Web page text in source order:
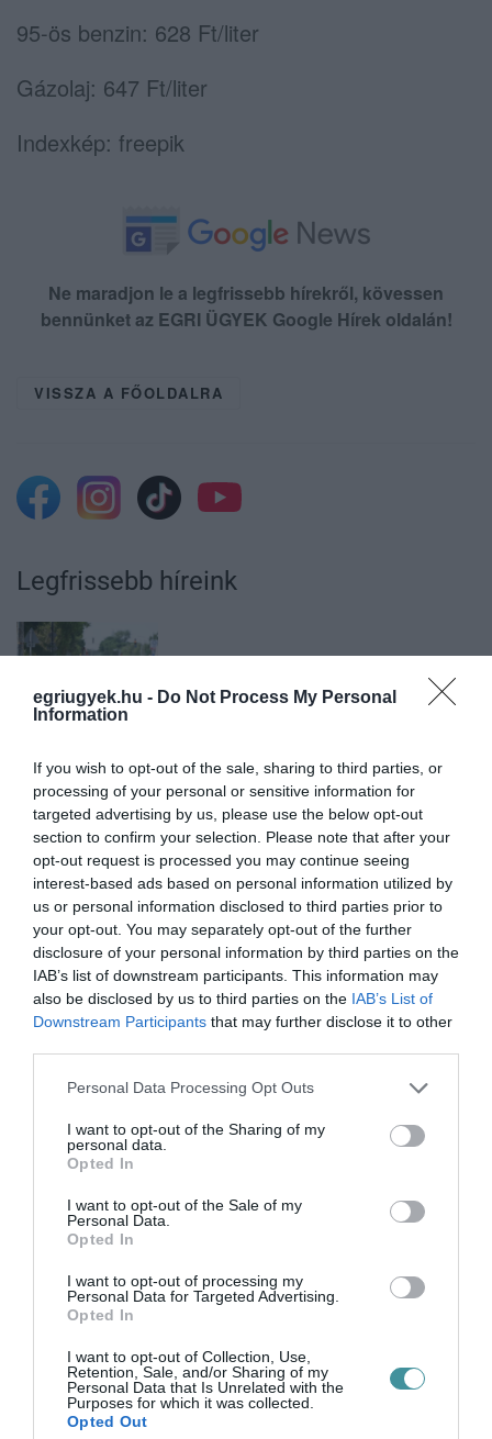
egriugyek.hu - Do Not Process My Personal
Information
If you wish to opt-out of the sale, sharing to third parties, or
processing of your personal or sensitive information for
targeted advertising by us, please use the below opt-out
section to confirm your selection. Please note that after your
opt-out request is processed you may continue seeing
interest-based ads based on personal information utilized by
us or personal information disclosed to third parties prior to
your opt-out. You may separately opt-out of the further
disclosure of your personal information by third parties on the
IAB’s list of downstream participants. This information may
also be disclosed by us to third parties on the IAB’s List of
Downstream Participants that may further disclose it to other
Please note that this website/app uses one or more Google
not limited to your visit or usage behaviour. You may click to
grant or deny consent to Google and its third-party tags to
use your data for below specified purposes in below Google
consent section.
Personal Data Processing Opt Outs
I want to opt-out of the Sharing of my
personal data.
Opted In
I want to opt-out of the Sale of my
Personal Data.
Opted In
I want to opt-out of processing my
Personal Data for Targeted Advertising.
Opted In
I want to opt-out of Collection, Use,
Retention, Sale, and/or Sharing of my
Personal Data that Is Unrelated with the
Purposes for which it was collected.
Opted Out
95-ös benzin: 628 Ft/liter
Gázolaj: 647 Ft/liter
Indexkép: freepik
Ne maradjon le a legfrissebb hírekről, kövessen
bennünket az EGRI ÜGYEK Google Hírek oldalán!
VISSZA A FŐOLDALRA
Legfrissebb híreink
ÖS FŐÚTON EGERBEN
2026. augusztus 07|
HALMENTÉS SZARVASKŐNÉL: ŐSHONOS
ÉS VÉDETT HALAKAT MENTETT...
2026. augusztus 07|Környék ügye
ZÁPOROK, ZIVATAROK KIALAKULHATNAK
2026. augusztus 07|Mindenki ügye
KÉT AUTÓ ÜTKÖZÖTT BOGÁCSON, A
MENTŐK IS A HELYSZÍNRE ÉRKE...
HÍREK A GARÁZSBÓL: CHERY TIGGO 9
PHEV LUXURY – A KÍNAI PR...
2026. augusztus 06|